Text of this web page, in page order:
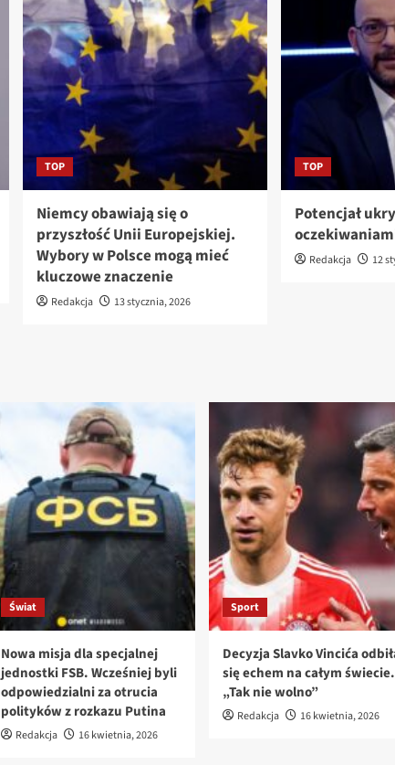
TOP
Niemcy obawiają się o
przyszłość Unii Europejskiej.
Wybory w Polsce mogą mieć
kluczowe znaczenie
Redakcja 13 stycznia, 2026
TOP
Potencjał
Redakcja 12
Świat
Nowa misja dla specjalnej
jednostki FSB. Wcześniej byli
odpowiedzialni za otrucia
polityków z rozkazu Putina
Redakcja 16 kwietnia, 2026
Sport
Decyzja Slavko Vincića
się echem na całym świecie.
„Tak nie wolno”
Redakcja 16 kwietnia, 2026